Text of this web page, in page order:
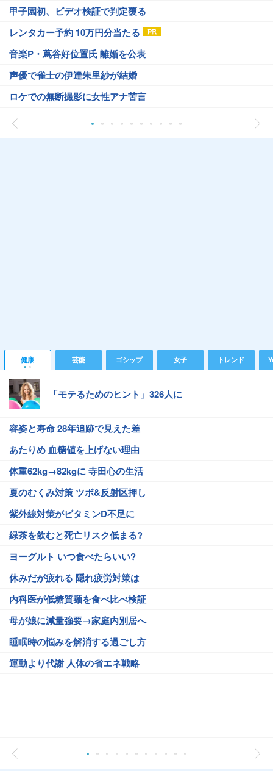
甲子園初、ビデオ検証で判定覆る
レンタカー予約 10万円分当たる
音楽P・蔦谷好位置氏 離婚を公表
声優で雀士の伊達朱里紗が結婚
ロケでの無断撮影に女性アナ苦言
健康 芸能 ゴシップ 女子 トレンド
「モテるためのヒント」326人に
容姿と寿命 28年追跡で見えた差
あたりめ 血糖値を上げない理由
体重62kg→82kgに 寺田心の生活
夏のむくみ対策 ツボ&反射区押し
紫外線対策がビタミンD不足に
緑茶を飲むと死亡リスク低まる?
ヨーグルト いつ食べたらいい?
休みだが疲れる 隠れ疲労対策は
内科医が低糖質麺を食べ比べ検証
母が娘に減量強要→家庭内別居へ
睡眠時の悩みを解消する過ごし方
運動より代謝 人体の省エネ戦略